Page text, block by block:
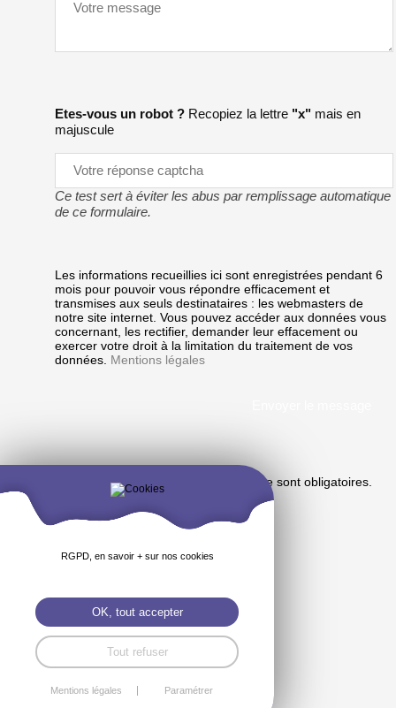
Etes-vous un robot ? Recopiez la lettre "x" mais en
majuscule
Ce test sert à éviter les abus par remplissage automatique
de ce formulaire.
Les informations recueillies ici sont enregistrées pendant 6
mois pour pouvoir vous répondre efficacement et
transmises aux seuls destinataires : les webmasters de
notre site internet. Vous pouvez accéder aux données vous
concernant, les rectifier, demander leur effacement ou
exercer votre droit à la limitation du traitement de vos
données. Mentions légales
* Les champs marqués d'un astérisque sont obligatoires.
RGPD, en savoir + sur nos cookies
OK, tout accepter
Tout refuser
Mentions légales Paramétrer